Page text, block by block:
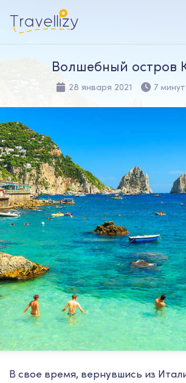
Волшебный остров
28 января 2021 7
В свое время, вернувшись из